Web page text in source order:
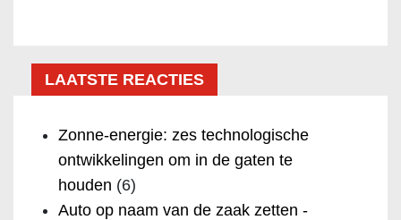
LAATSTE REACTIES
Zonne-energie: zes technologische
ontwikkelingen om in de gaten te
houden (6)
Auto op naam van de zaak zetten -